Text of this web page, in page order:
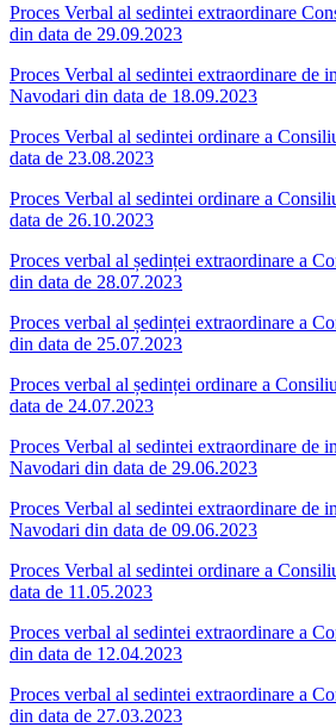
Proces Verbal al sedintei extraordinare
din data de 29.09.2023
Proces Verbal al sedintei extraordinare de
Navodari din data de 18.09.2023
Proces Verbal al sedintei ordinare a
data de 23.08.2023
Proces Verbal al sedintei ordinare a
data de 26.10.2023
Proces verbal al ședinței extraordinare a
din data de 28.07.2023
Proces verbal al ședinței extraordinare a
din data de 25.07.2023
Proces verbal al ședinței ordinare a
data de 24.07.2023
Proces Verbal al sedintei extraordinare de
Navodari din data de 29.06.2023
Proces Verbal al sedintei extraordinare de
Navodari din data de 09.06.2023
Proces Verbal al sedintei ordinare a
data de 11.05.2023
Proces verbal al sedintei extraordinare a
din data de 12.04.2023
Proces verbal al sedintei extraordinare a
din data de 27.03.2023